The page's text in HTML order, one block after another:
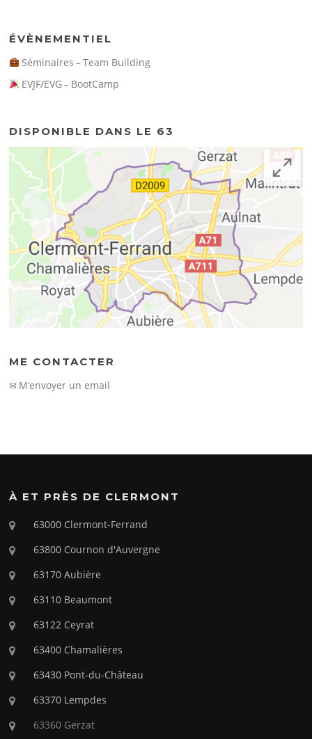
ÉVÈNEMENTIEL
Séminaires –Team Building
EVJF/EVG– BootCamp
DISPONIBLE DANS LE 63
ME CONTACTER
✉ M’envoyer un email
À ET PRÈS DE CLERMONT
63000 Clermont-Ferrand
63800 Cournon d'Auvergne
63170 Aubière
63110 Beaumont
63122 Ceyrat
63400 Chamalières
63430 Pont-du-Château
63370 Lempdes
63360 Gerzat